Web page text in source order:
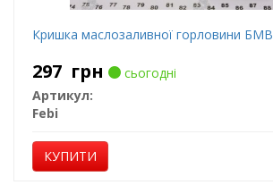
Кришка маслозаливної горловини БМВ
297 грн
сьогодні
Артикул:
Febi
КУПИТИ